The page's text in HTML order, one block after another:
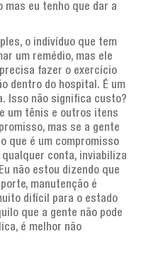
mas eu tenho que dar a
o indivíduo que tem
um remédio, mas ele
fazer o exercício
dentro do hospital. É um
Isso não significa custo?
um tênis e outros itens
mas se a gente
que é um compromisso
conta, inviabiliza
não estou dizendo que
manutenção é
difícil para o estado
que a gente não pode
é melhor não